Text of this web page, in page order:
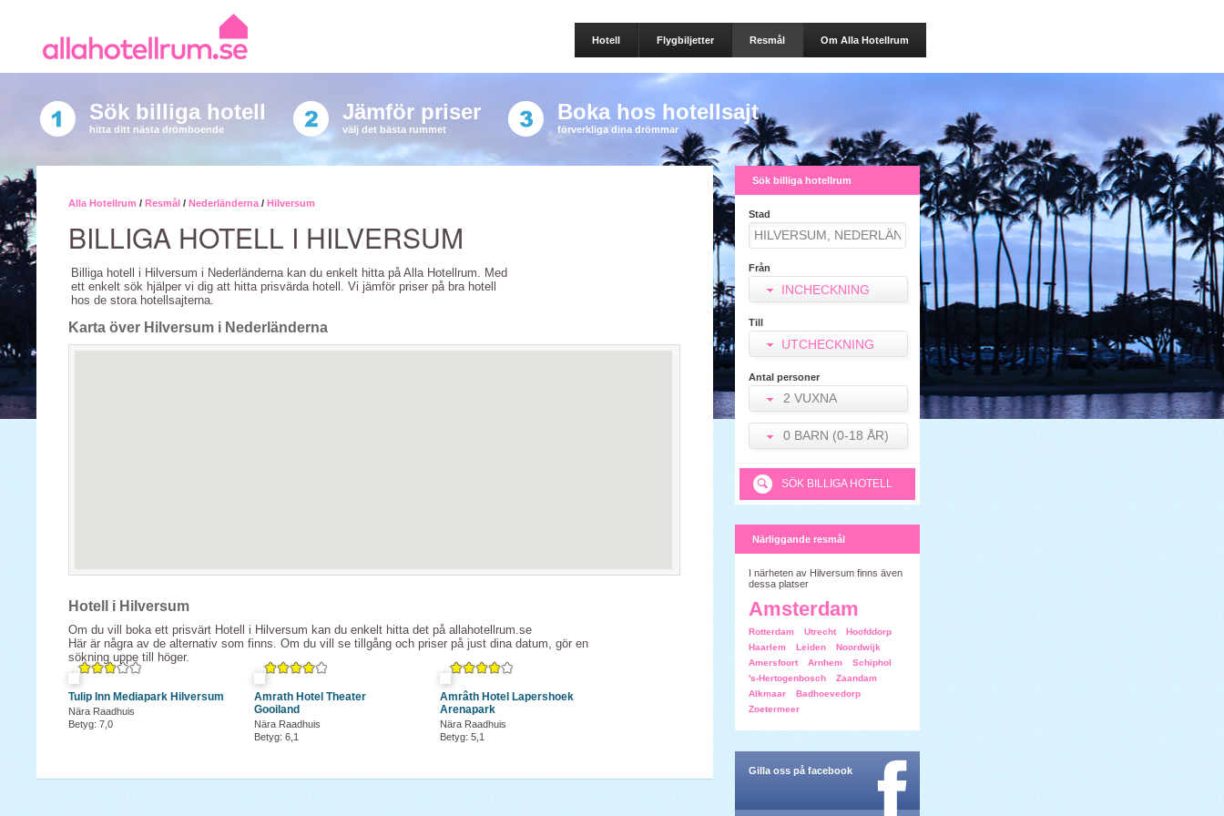
Hotell Flygbiljetter Resmål Om Alla Hotellrum
Sök billiga hotell
hitta ditt nästa drömboende
Jämför priser
välj det bästa rummet
Boka hos hotellsajt
förverkliga dina drömmar
Alla Hotellrum / Resmål / Nederländerna / Hilversum
BILLIGA HOTELL I HILVERSUM
Billiga hotell i Hilversum i Nederländerna kan du enkelt hitta på Alla Hotellrum. Med
ett enkelt sök hjälper vi dig att hitta prisvärda hotell. Vi jämför priser på bra hotell
hos de stora hotellsajterna.
Karta över Hilversum i Nederländerna
Hotell i Hilversum
Om du vill boka ett prisvärt Hotell i Hilversum kan du enkelt hitta det på allahotellrum.se
Här är några av de alternativ som finns. Om du vill se tillgång och priser på just dina datum, gör en
sökning uppe till höger.
Tulip Inn Mediapark Hilversum
Nära Raadhuis
Betyg: 7,0
Amrath Hotel Theater
Gooiland
Nära Raadhuis
Betyg: 6,1
Amrâth Hotel Lapershoek
Arenapark
Nära Raadhuis
Betyg: 5,1
Sök billiga hotellrum
Stad
Från
INCHECKNING
Till
UTCHECKNING
Antal personer
2 VUXNA
0 BARN (0-18 ÅR)
SÖK BILLIGA HOTELL
Närliggande resmål
I närheten av Hilversum finns även
dessa platser
Amsterdam
Rotterdam Utrecht
Hoofddorp
Haarlem
Leiden
Noordwijk
Amersfoort
Arnhem
Schiphol
's-Hertogenbosch
Zaandam
Alkmaar
Badhoevedorp
Zoetermeer
Gilla oss på facebook